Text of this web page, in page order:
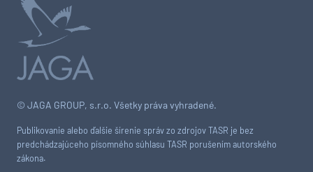
© JAGA GROUP, s.r.o. Všetky práva vyhradené.
Publikovanie alebo ďalšie šírenie správ zo zdrojov TASR je bez
predchádzajúceho písomného súhlasu TASR porušením autorského
zákona.